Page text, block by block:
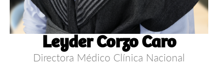
Leyder Corzo Caro
Directora Médico Clínica Nacional